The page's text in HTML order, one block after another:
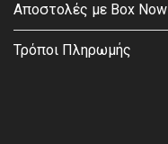
Αποστολές με Box Now
Τρόποι Πληρωμής